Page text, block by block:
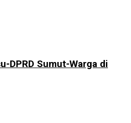
DPRD Sumut-Warga di